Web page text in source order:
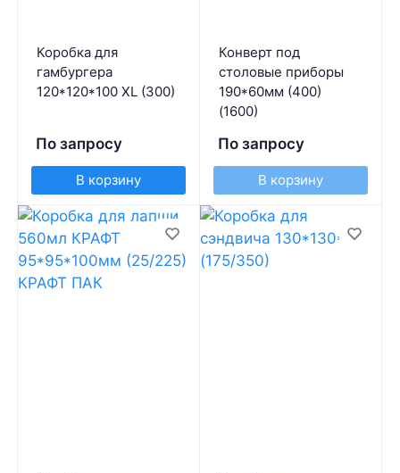
Коробка для
гамбургера
120*120*100 ХL (300)
По запросу
В корзину
Конверт под
столовые приборы
190*60мм (400)
(1600)
По запросу
В корзину